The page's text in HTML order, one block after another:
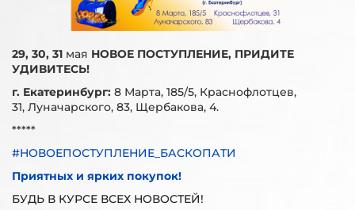
29, 30, 31 мая НОВОЕ ПОСТУПЛЕНИЕ, ПРИДИТЕ
УДИВИТЕСЬ!
г. Екатеринбург: 8 Марта, 185/5, Краснофлотцев,
31, Луначарского, 83, Щербакова, 4.
*****
#НОВОЕПОСТУПЛЕНИЕ_БАСКОПАТИ
Приятных и ярких покупок!
БУДЬ В КУРСЕ ВСЕХ НОВОСТЕЙ!